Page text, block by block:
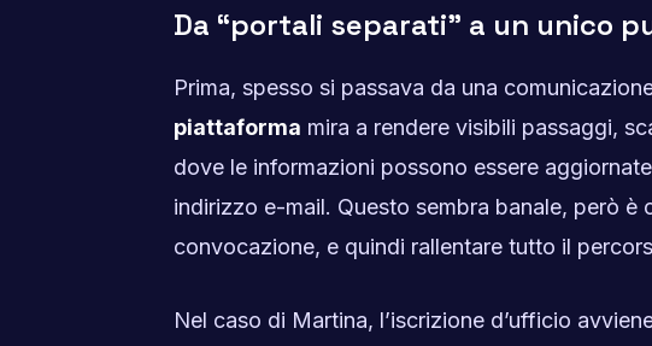
Da “portali separati” a un unico
Prima, spesso si passava da una
piattaforma mira a rendere visibili passaggi,
dove le informazioni possono essere
indirizzo e-mail. Questo sembra banale, però
convocazione, e quindi rallentare tutto il
Nel caso di Martina, l’iscrizione d’ufficio